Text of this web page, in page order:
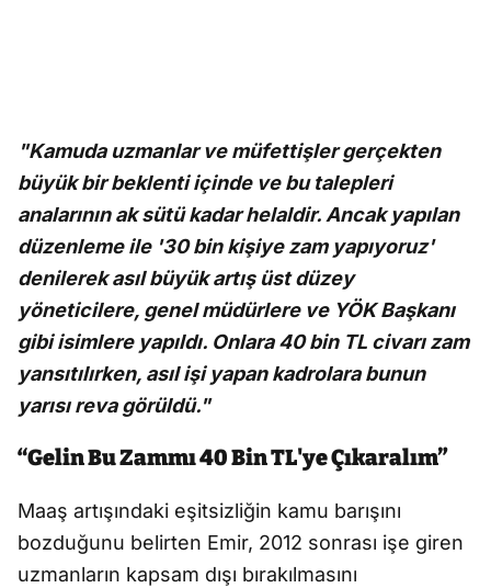
"Kamuda uzmanlar ve müfettişler gerçekten
büyük bir beklenti içinde ve bu talepleri
analarının ak sütü kadar helaldir. Ancak yapılan
düzenleme ile '30 bin kişiye zam yapıyoruz'
denilerek asıl büyük artış üst düzey
yöneticilere, genel müdürlere ve YÖK Başkanı
gibi isimlere yapıldı. Onlara 40 bin TL civarı zam
yansıtılırken, asıl işi yapan kadrolara bunun
yarısı reva görüldü."
“Gelin Bu Zammı 40 Bin TL'ye Çıkaralım”
Maaş artışındaki eşitsizliğin kamu barışını
bozduğunu belirten Emir, 2012 sonrası işe giren
uzmanların kapsam dışı bırakılmasını